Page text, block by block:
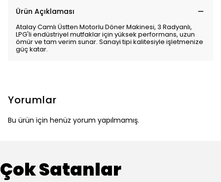
Ürün Açıklaması
Atalay Camlı Üstten Motorlu Döner Makinesi, 3 Radyanlı,
LPG'li endüstriyel mutfaklar için yüksek performans, uzun
ömür ve tam verim sunar. Sanayi tipi kalitesiyle işletmenize
güç katar.
Yorumlar
Bu ürün için henüz yorum yapılmamış.
Çok Satanlar